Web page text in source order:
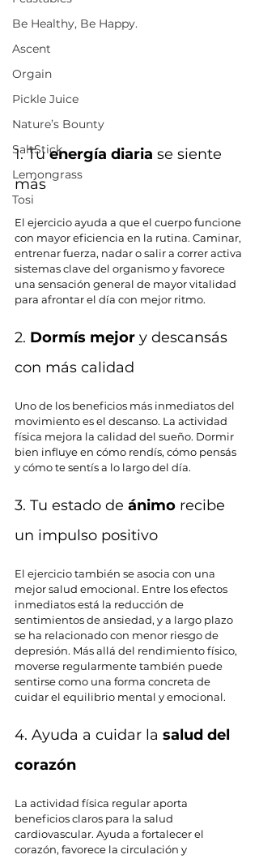
Be Healthy, Be Happy.
Ascent
Orgain
Pickle Juice
Nature’s Bounty
SaltStick
Lemongrass
Tosi
1. Tu energía diaria se siente
más
El ejercicio ayuda a que el cuerpo funcione
con mayor eficiencia en la rutina. Caminar,
entrenar fuerza, nadar o salir a correr activa
sistemas clave del organismo y favorece
una sensación general de mayor vitalidad
para afrontar el día con mejor ritmo.
2. Dormís mejor y descansás
con más calidad
Uno de los beneficios más inmediatos del
movimiento es el descanso. La actividad
física mejora la calidad del sueño. Dormir
bien influye en cómo rendís, cómo pensás
y cómo te sentís a lo largo del día.
3. Tu estado de ánimo recibe
un impulso positivo
El ejercicio también se asocia con una
mejor salud emocional. Entre los efectos
inmediatos está la reducción de
sentimientos de ansiedad, y a largo plazo
se ha relacionado con menor riesgo de
depresión. Más allá del rendimiento físico,
moverse regularmente también puede
sentirse como una forma concreta de
cuidar el equilibrio mental y emocional.
4. Ayuda a cuidar la salud del
corazón
La actividad física regular aporta
beneficios claros para la salud
cardiovascular. Ayuda a fortalecer el
corazón, favorece la circulación y